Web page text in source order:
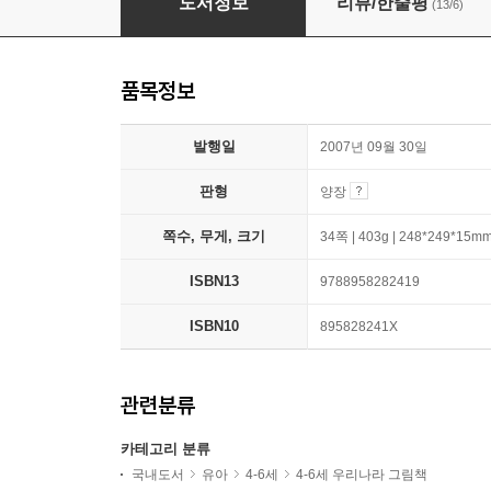
(13/6)
품목정보
발행일 2007년 09월 30일
판형 양장
쪽수, 무게, 크기 34쪽 | 403g |
ISBN13 9788958282419
ISBN10 895828241X
관련분류
카테고리 분류
국내도서 유아 4-6세
4-6세 우리나라 그림책